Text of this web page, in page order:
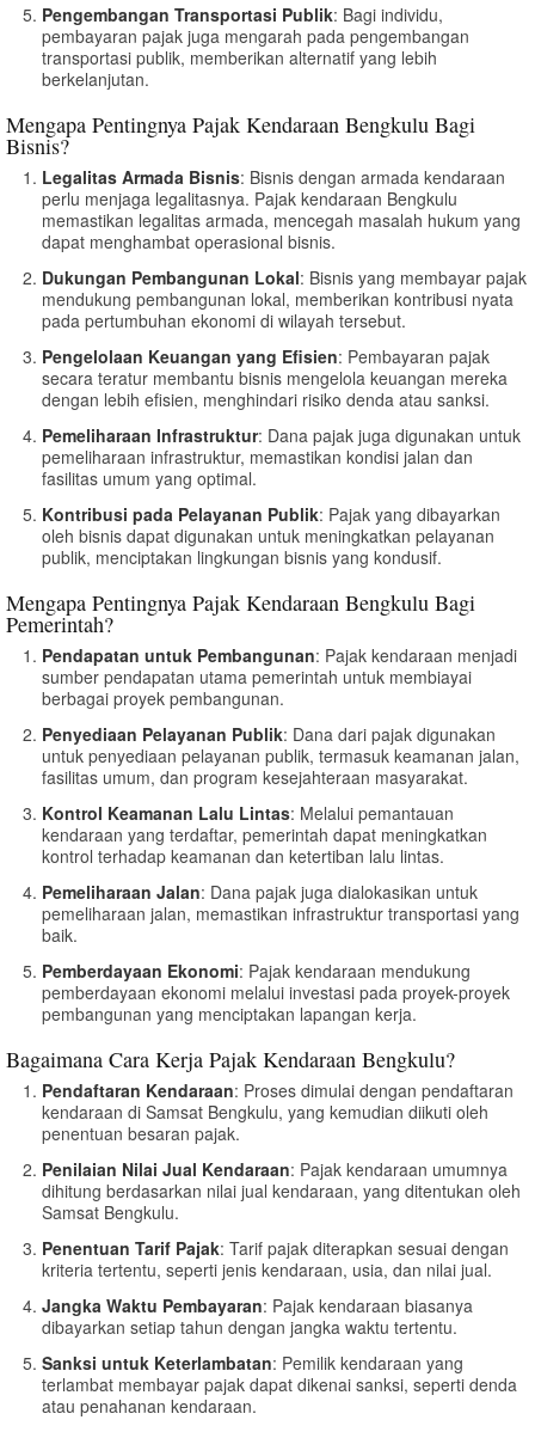
Pengembangan Transportasi Publik: Bagi individu,
pembayaran pajak juga mengarah pada pengembangan
transportasi publik, memberikan alternatif yang lebih
berkelanjutan.
Mengapa Pentingnya Pajak Kendaraan Bengkulu Bagi
Bisnis?
Legalitas Armada Bisnis: Bisnis dengan armada kendaraan
perlu menjaga legalitasnya. Pajak kendaraan Bengkulu
memastikan legalitas armada, mencegah masalah hukum yang
dapat menghambat operasional bisnis.
Dukungan Pembangunan Lokal: Bisnis yang membayar pajak
mendukung pembangunan lokal, memberikan kontribusi nyata
pada pertumbuhan ekonomi di wilayah tersebut.
Pengelolaan Keuangan yang Efisien: Pembayaran pajak
secara teratur membantu bisnis mengelola keuangan mereka
dengan lebih efisien, menghindari risiko denda atau sanksi.
Pemeliharaan Infrastruktur: Dana pajak juga digunakan untuk
pemeliharaan infrastruktur, memastikan kondisi jalan dan
fasilitas umum yang optimal.
Kontribusi pada Pelayanan Publik: Pajak yang dibayarkan
oleh bisnis dapat digunakan untuk meningkatkan pelayanan
publik, menciptakan lingkungan bisnis yang kondusif.
Mengapa Pentingnya Pajak Kendaraan Bengkulu Bagi
Pemerintah?
Pendapatan untuk Pembangunan: Pajak kendaraan menjadi
sumber pendapatan utama pemerintah untuk membiayai
berbagai proyek pembangunan.
Penyediaan Pelayanan Publik: Dana dari pajak digunakan
untuk penyediaan pelayanan publik, termasuk keamanan jalan,
fasilitas umum, dan program kesejahteraan masyarakat.
Kontrol Keamanan Lalu Lintas: Melalui pemantauan
kendaraan yang terdaftar, pemerintah dapat meningkatkan
kontrol terhadap keamanan dan ketertiban lalu lintas.
Pemeliharaan Jalan: Dana pajak juga dialokasikan untuk
pemeliharaan jalan, memastikan infrastruktur transportasi yang
baik.
Pemberdayaan Ekonomi: Pajak kendaraan mendukung
pemberdayaan ekonomi melalui investasi pada proyek-proyek
pembangunan yang menciptakan lapangan kerja.
Bagaimana Cara Kerja Pajak Kendaraan Bengkulu?
Pendaftaran Kendaraan: Proses dimulai dengan pendaftaran
kendaraan di Samsat Bengkulu, yang kemudian diikuti oleh
penentuan besaran pajak.
Penilaian Nilai Jual Kendaraan: Pajak kendaraan umumnya
dihitung berdasarkan nilai jual kendaraan, yang ditentukan oleh
Samsat Bengkulu.
Penentuan Tarif Pajak: Tarif pajak diterapkan sesuai dengan
kriteria tertentu, seperti jenis kendaraan, usia, dan nilai jual.
Jangka Waktu Pembayaran: Pajak kendaraan biasanya
dibayarkan setiap tahun dengan jangka waktu tertentu.
Sanksi untuk Keterlambatan: Pemilik kendaraan yang
terlambat membayar pajak dapat dikenai sanksi, seperti denda
atau penahanan kendaraan.